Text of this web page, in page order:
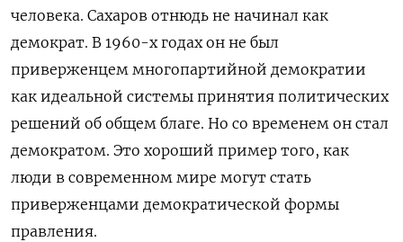
человека. Сахаров отнюдь не начинал как
демократ. В 1960-х годах он не был
приверженцем многопартийной демократии
как идеальной системы принятия политических
решений об общем благе. Но со временем он стал
демократом. Это хороший пример того, как
люди в современном мире могут стать
приверженцами демократической формы
правления.